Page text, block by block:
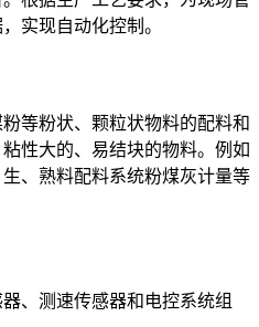
实现自动化控制。
等粉状、颗粒状物料的配料和
性大的、易结块的物料。例如
、熟料配料系统粉煤灰计量等
、测速传感器和电控系统组